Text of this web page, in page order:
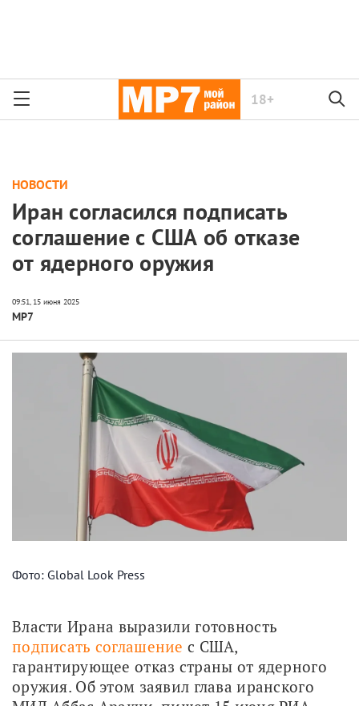
18+
НОВОСТИ
Иран согласился подписать
соглашение с США об отказе
от ядерного оружия
МР7
Фото: Global Look Press
подписать соглашение с США,
гарантирующее отказ страны от ядерного
оружия. Об этом заявил глава иранского